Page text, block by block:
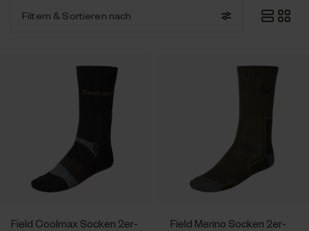
Filtern & Sortieren nach
Field Coolmax Socken 2er-
Field Merino Socken 2er-